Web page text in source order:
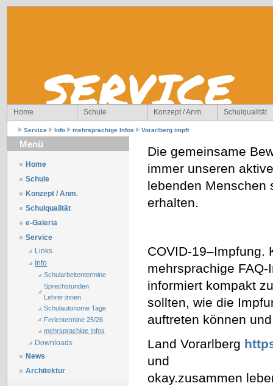
Home Schule Konzept / Anm. Schulqualität
Service Info mehrsprachige Infos Vorarlberg impft
Menü
Home
Schule
Konzept / Anm.
Schulqualität
e-Galeria
Service
Links
Info
Schularbeitentermine
Sprechstunden
Lehrer:innen
Schulautonome Tage
Ferientermine 25/26
mehrsprachige Infos
Downloads
News
Architektur
Die gemeinsame
immer unseren
lebenden Menschen
erhalten.
COVID-19–Impfung.
mehrsprachige
informiert kompakt
sollten, wie die
auftreten können
Land Vorarlberg
und
okay.zusammen